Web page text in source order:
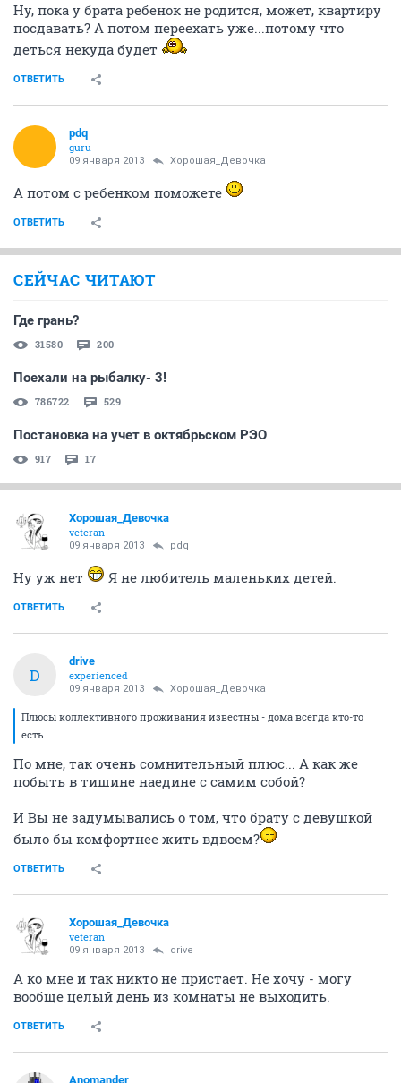
Ну, пока у брата ребенок не родится, может, квартиру
посдавать? А потом переехать уже...потому что
деться некуда будет
ОТВЕТИТЬ
pdq
guru
09 января 2013 Хорошая_Девочка
А потом с ребенком поможете
ОТВЕТИТЬ
СЕЙЧАС ЧИТАЮТ
Где грань?
31580 200
Поехали на рыбалку- 3!
786722 529
Постановка на учет в октябрьском РЭО
917 17
Хорошая_Девочка
veteran
09 января 2013 pdq
Ну уж нет Я не любитель маленьких детей.
ОТВЕТИТЬ
D
drive
experienced
09 января 2013 Хорошая_Девочка
Плюсы коллективного проживания известны - дома всегда кто-то
есть
По мне, так очень сомнительный плюс... А как же
побыть в тишине наедине с самим собой?
И Вы не задумывались о том, что брату с девушкой
было бы комфортнее жить вдвоем?
ОТВЕТИТЬ
Хорошая_Девочка
veteran
09 января 2013 drive
А ко мне и так никто не пристает. Не хочу - могу
вообще целый день из комнаты не выходить.
ОТВЕТИТЬ
Anomander